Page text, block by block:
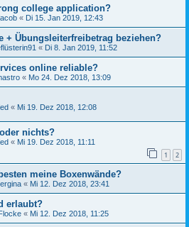
college application?
« Di 15. Jan 2019, 12:43
+ Übungsleiterfreibetrag beziehen?
« Di 8. Jan 2019, 11:52
online reliable?
« Mo 24. Dez 2018, 13:09
« Mi 19. Dez 2018, 12:08
nichts?
« Mi 19. Dez 2018, 11:11
1 2
meine Boxenwände?
« Mi 12. Dez 2018, 23:41
erlaubt?
« Mi 12. Dez 2018, 11:25